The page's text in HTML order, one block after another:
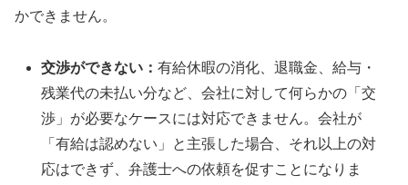
かできません。
交渉ができない：有給休暇の消化、退職金、給与・
残業代の未払い分など、会社に対して何らかの「交
渉」が必要なケースには対応できません。会社が
「有給は認めない」と主張した場合、それ以上の対
応はできず、弁護士への依頼を促すことになりま